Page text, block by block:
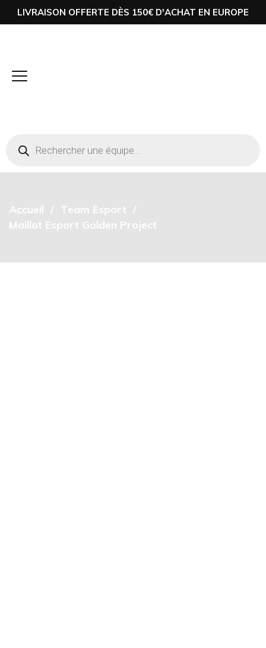
LIVRAISON OFFERTE DÈS 150€ D'ACHAT EN EUROPE
Accueil
Team Esport
Maillot Esport Golden Project